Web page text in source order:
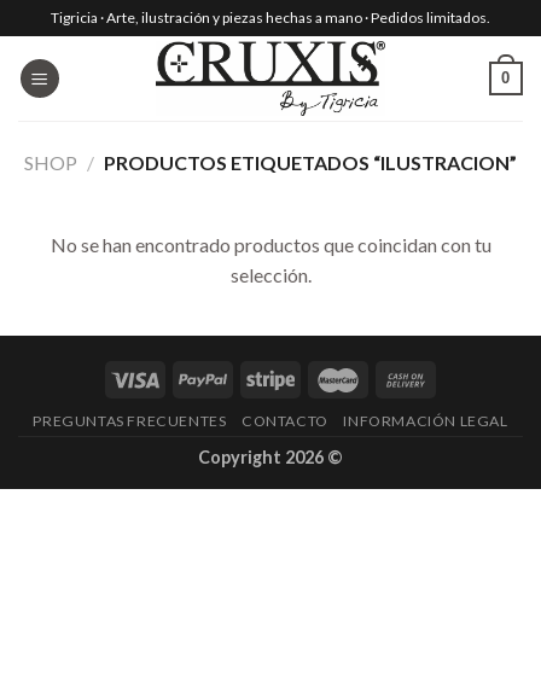
to
content
Tigricia · Arte, ilustración y piezas hechas a mano · Pedidos limitados.
0
SHOP / PRODUCTOS ETIQUETADOS “ILUSTRACION”
No se han encontrado productos que coincidan con tu
selección.
PREGUNTAS FRECUENTES CONTACTO INFORMACIÓN LEGAL
Copyright 2026 ©